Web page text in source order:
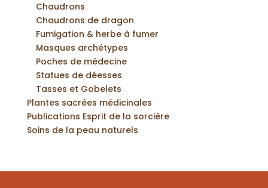
Chaudrons
Chaudrons de dragon
Fumigation & herbe à fumer
Masques archétypes
Poches de médecine
Statues de déesses
Tasses et Gobelets
Plantes sacrées médicinales
Publications Esprit de la sorcière
Soins de la peau naturels